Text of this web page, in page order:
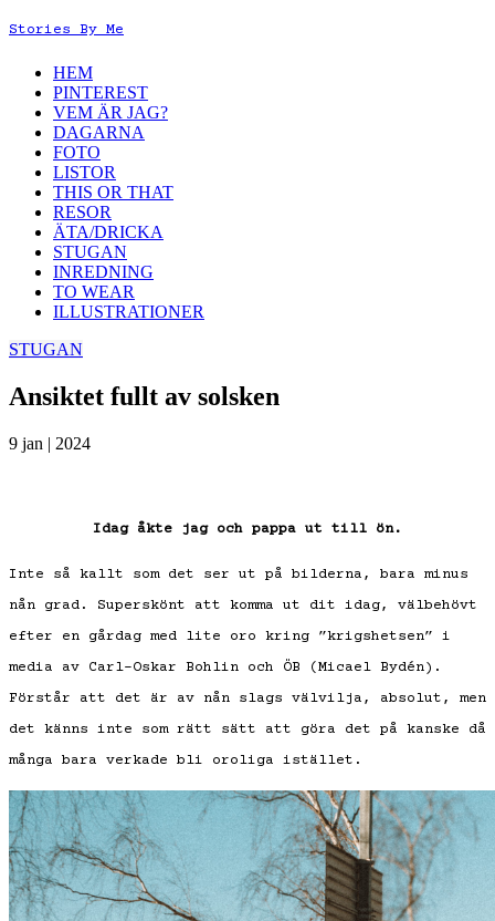
Stories By Me
HEM
PINTEREST
VEM ÄR JAG?
DAGARNA
FOTO
LISTOR
THIS OR THAT
RESOR
ÄTA/DRICKA
STUGAN
INREDNING
TO WEAR
ILLUSTRATIONER
STUGAN
Ansiktet fullt av solsken
9 jan | 2024
Idag åkte jag och pappa ut till ön.
Inte så kallt som det ser ut på bilderna, bara minus
nån grad. Superskönt att komma ut dit idag, välbehövt
efter en gårdag med lite oro kring ”krigshetsen” i
media av Carl-Oskar Bohlin och ÖB (Micael Bydén).
Förstår att det är av nån slags välvilja, absolut, men
det känns inte som rätt sätt att göra det på kanske då
många bara verkade bli oroliga istället.